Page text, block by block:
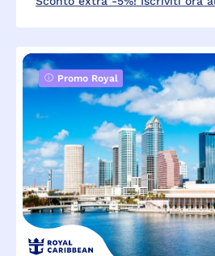
Promo Royal